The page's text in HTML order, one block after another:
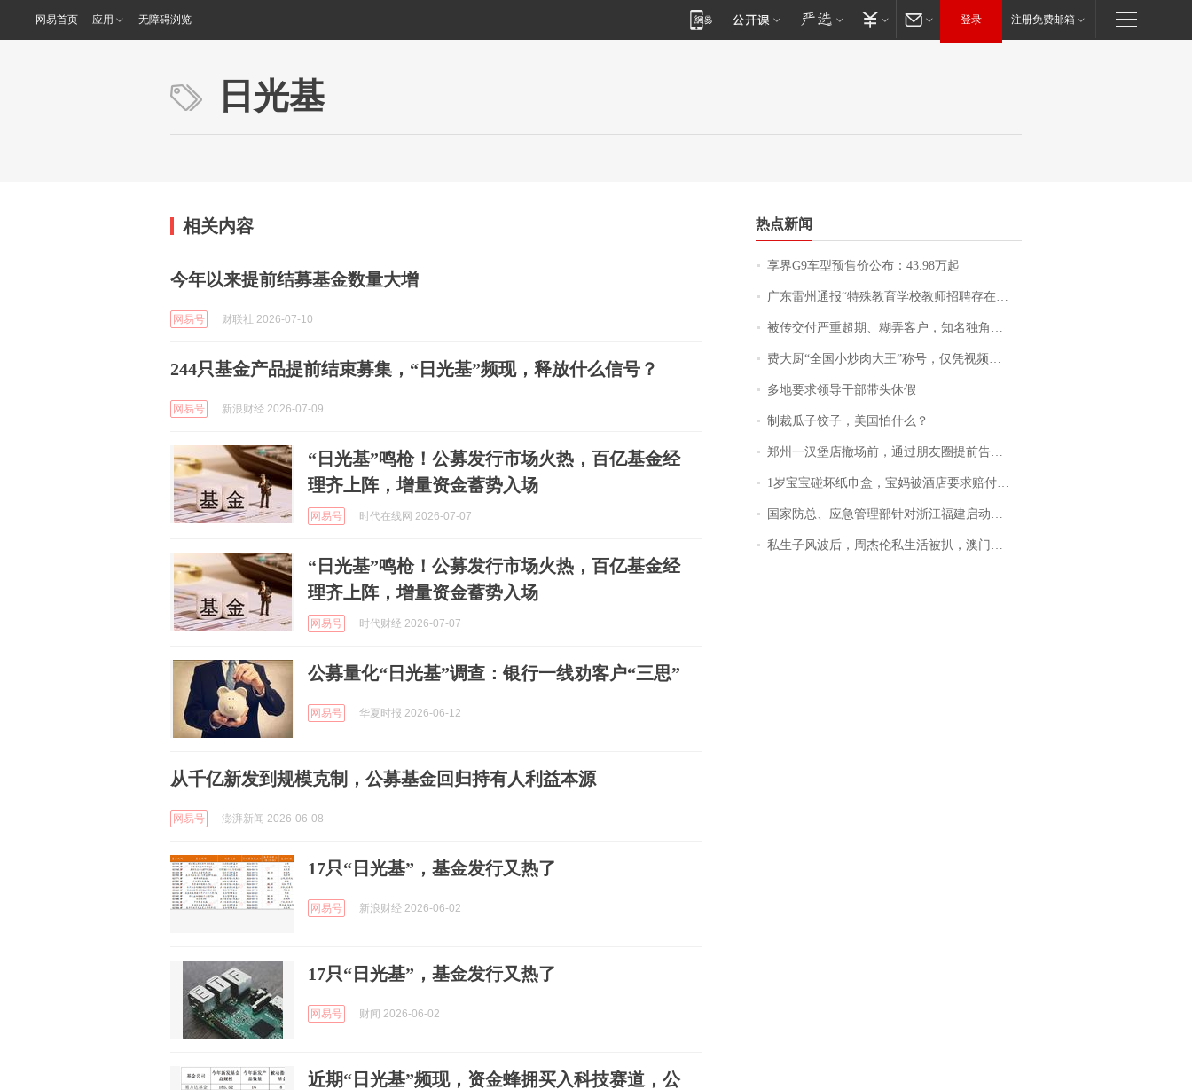
网易首页 应用 无障碍浏览 登录 注册免费邮箱
日光基
相关内容
今年以来提前结募基金数量大增
网易号 财联社 2026-07-10
244只基金产品提前结束募集，“日光基”频现，释放什么信号？
网易号 新浪财经 2026-07-09
“日光基”鸣枪！公募发行市场火热，百亿基金经
理齐上阵，增量资金蓄势入场
网易号 时代在线网 2026-07-07
“日光基”鸣枪！公募发行市场火热，百亿基金经
理齐上阵，增量资金蓄势入场
网易号 时代财经 2026-07-07
公募量化“日光基”调查：银行一线劝客户“三思”
网易号 华夏时报 2026-06-12
从千亿新发到规模克制，公募基金回归持有人利益本源
网易号 澎湃新闻 2026-06-08
17只“日光基”，基金发行又热了
网易号 新浪财经 2026-06-02
17只“日光基”，基金发行又热了
网易号 财闻 2026-06-02
近期“日光基”频现，资金蜂拥买入科技赛道，公
热点新闻
享界G9车型预售价公布：43.98万起
广东雷州通报“特殊教育学校教师招聘存在违规行为”：已启动问责程序 副校长被停职
被传交付严重超期、糊弄客户，知名独角兽车企创始人回应：都没证据，将依法采取措施，“本人长期与美国交管局保持沟通，对方表示肯定”
费大厨“全国小炒肉大王”称号，仅凭视频评出？中国烹饪协会回应
多地要求领导干部带头休假
制裁瓜子饺子，美国怕什么？
郑州一汉堡店撤场前，通过朋友圈提前告知逐一退费，有顾客仅剩1元也全被退回，分文不少；顾客：言而有信，让人感动
1岁宝宝碰坏纸巾盒，宝妈被酒店要求赔付924元！三亚一酒店回复：骨瓷定制！网友一查价格，吵翻了
国家防总、应急管理部针对浙江福建启动防汛防台风四级应急响应
私生子风波后，周杰伦私生活被扒，澳门输10亿传闻早已经水落石出